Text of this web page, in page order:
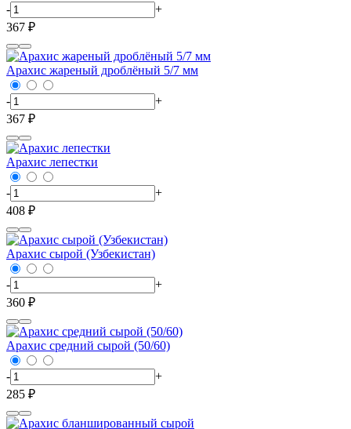
-
+
367 ₽
Арахис жареный дроблёный 5/7 мм
-
+
367 ₽
Арахис лепестки
-
+
408 ₽
Арахис сырой (Узбекистан)
-
+
360 ₽
Арахис средний сырой (50/60)
-
+
285 ₽